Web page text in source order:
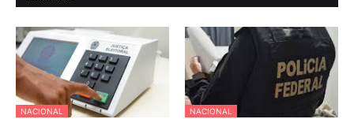
NACIONAL NACIONAL